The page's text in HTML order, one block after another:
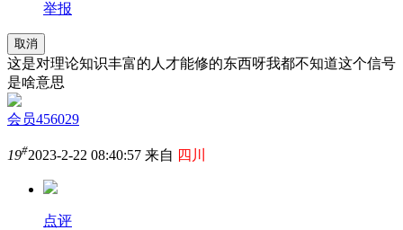
举报
取消
这是对理论知识丰富的人才能修的东西呀我都不知道这个信号
是啥意思
会员456029
19#2023-2-22 08:40:57 来自 四川
点评